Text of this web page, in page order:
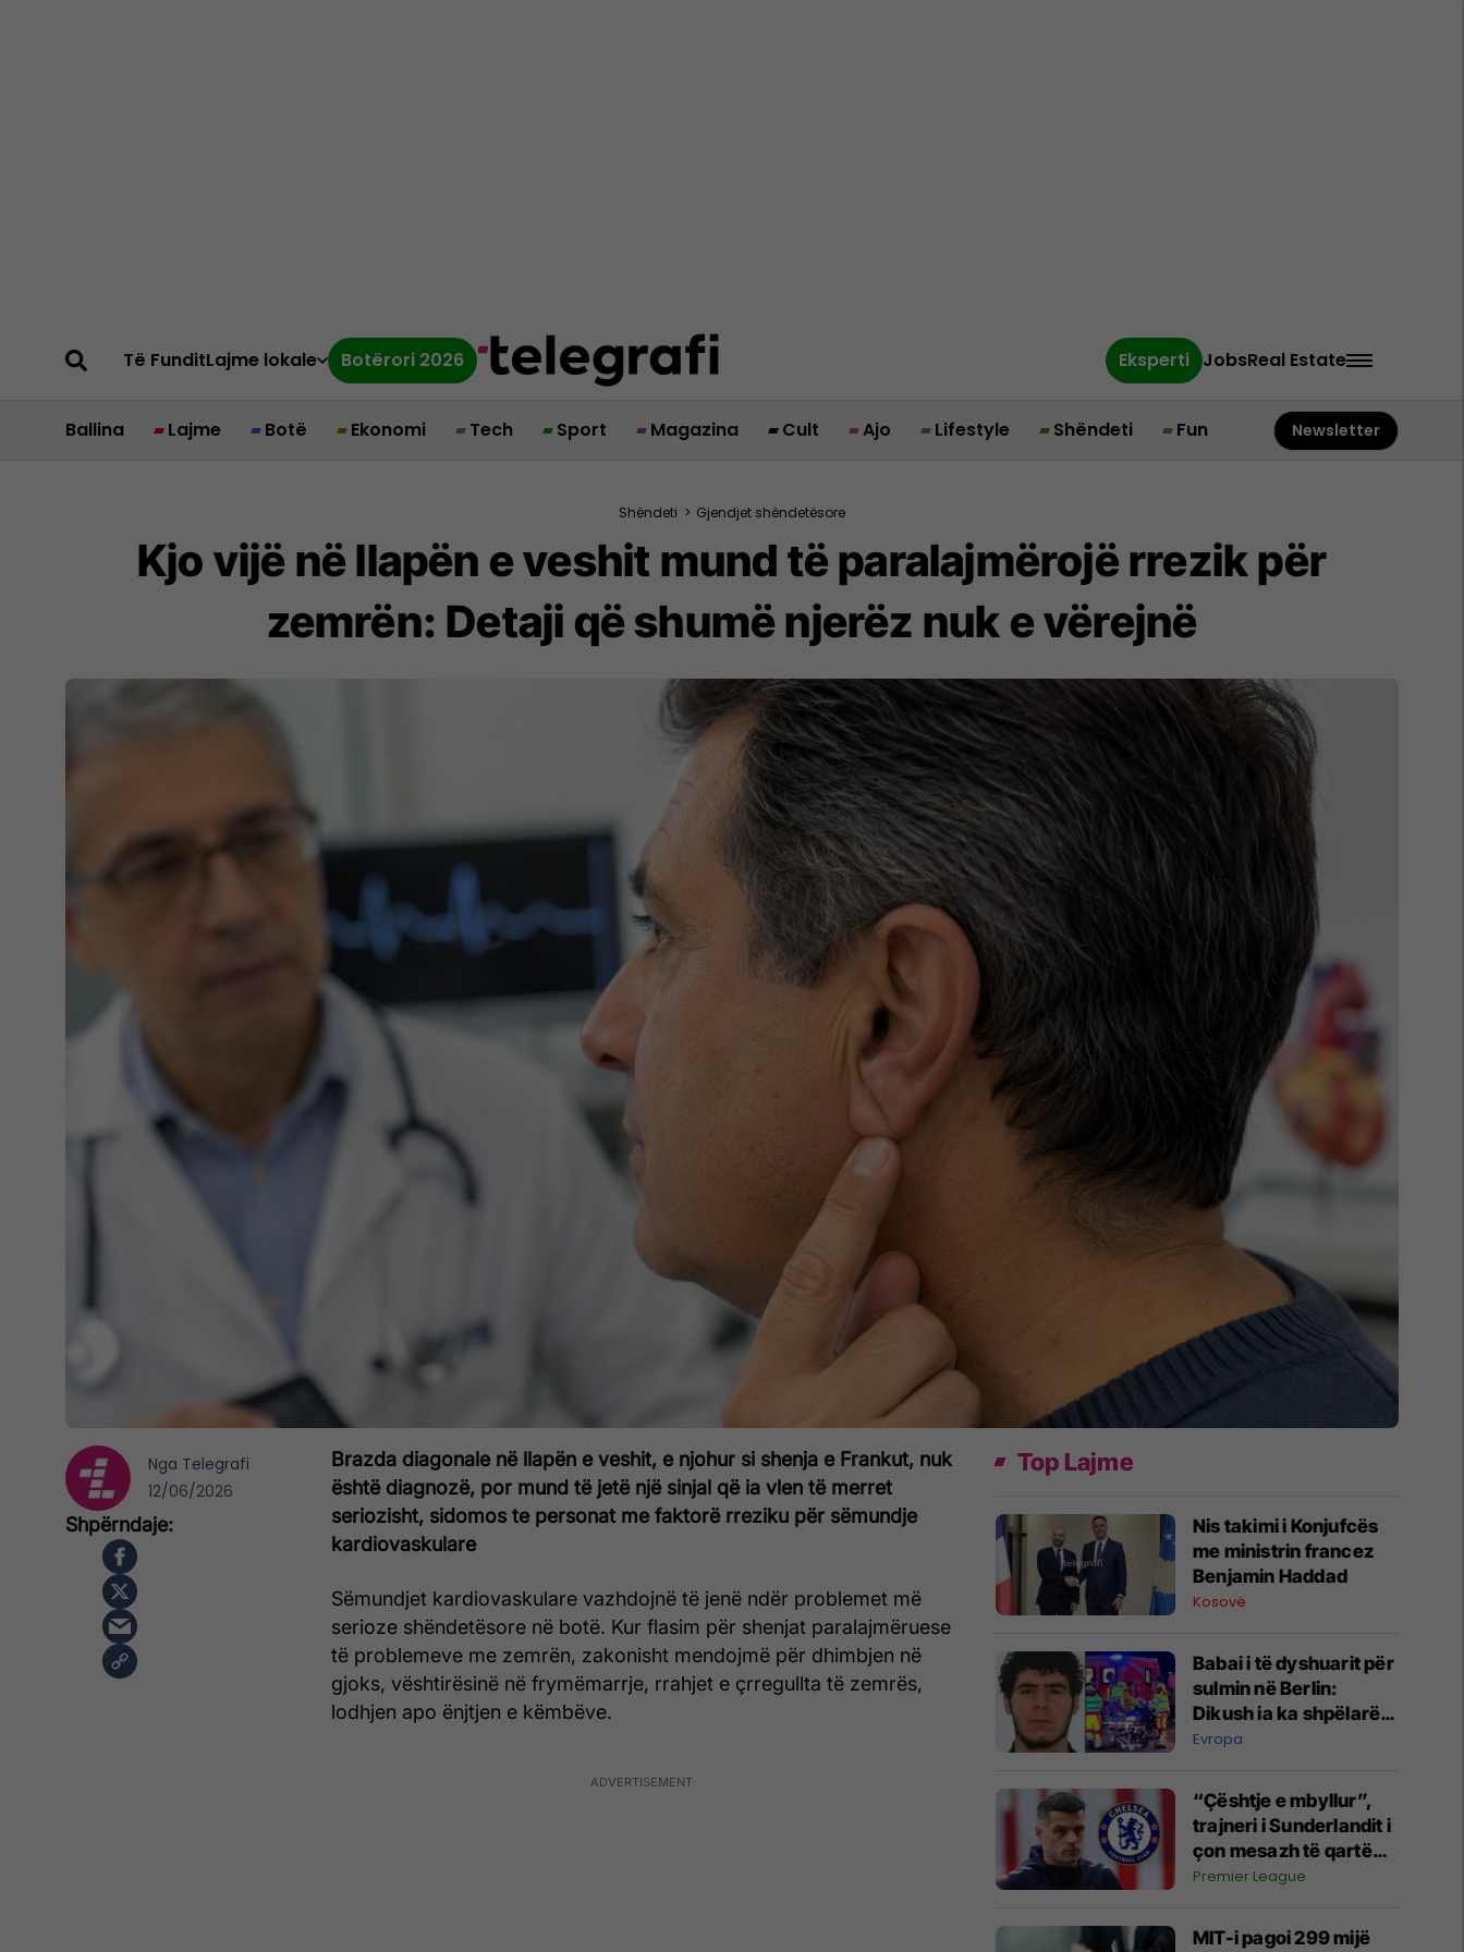
Të FunditLajme lokale Botërori 2026 Eksperti JobsReal Estate
Ballina Lajme Botë Ekonomi Tech Sport Magazina Cult Ajo Lifestyle Shëndeti Fun Newsletter
Shëndeti > Gjendjet shëndetësore
Kjo vijë në llapën e veshit mund të paralajmërojë rrezik për
zemrën: Detaji që shumë njerëz nuk e vërejnë
Brazda diagonale në llapën e veshit, e njohur si shenja e Frankut, nuk
është diagnozë, por mund të jetë një sinjal që ia vlen të merret
seriozisht, sidomos te personat me faktorë rreziku për sëmundje
kardiovaskulare
Sëmundjet kardiovaskulare vazhdojnë të jenë ndër problemet më
serioze shëndetësore në botë. Kur flasim për shenjat paralajmëruese
të problemeve me zemrën, zakonisht mendojmë për dhimbjen në
gjoks, vështirësinë në frymëmarrje, rrahjet e çrregullta të zemrës,
lodhjen apo ënjtjen e këmbëve.
Nga Telegrafi
12/06/2026
Top Lajme
Nis takimi i Konjufcës
me ministrin francez
Benjamin Haddad
Kosovë
Babai i të dyshuarit për
sulmin në Berlin:
Dikush ia ka shpëlarë
trurin
Evropa
“Çështje e mbyllur”,
trajneri i Sunderlandit i
çon mesazh të qartë
Chelseas për Granit
Premier League
MIT-i pagoi 299 mijë